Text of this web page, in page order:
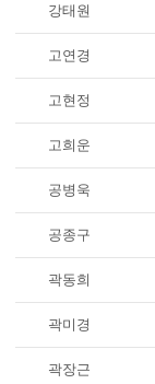
강태원
고연경
고현정
고희운
공병욱
공종구
곽동희
곽미경
곽장근